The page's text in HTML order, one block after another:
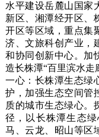
水平建设岳麓山国家
新区、湘潭经开区、
开区等区域，重点集
济、文旅科创产业，
和协同创新中心。加
造长株潭“百里滨水走
一心：长株潭生态绿
护，加强生态空间管
质的城市生态绿心。
径，以长株潭生态
马、云龙、昭山等区